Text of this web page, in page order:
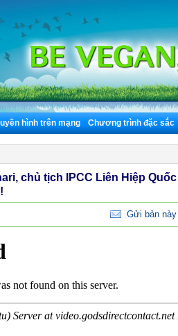
hình trên mạng Chương trình đặc sắc
chủ tịch IPCC Liên Hiệp
Gửi bản